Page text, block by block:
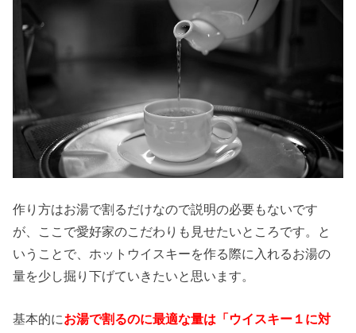
作り方はお湯で割るだけなので説明の必要もないです
が、ここで愛好家のこだわりも見せたいところです。と
いうことで、ホットウイスキーを作る際に入れるお湯の
量を少し掘り下げていきたいと思います。
基本的にお湯で割るのに最適な量は「ウイスキー１に対